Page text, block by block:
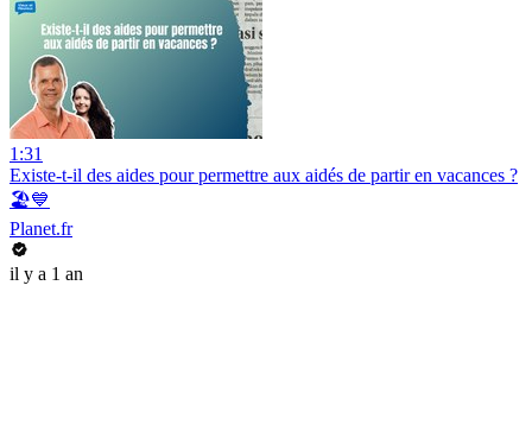
1:31
Existe-t-il des aides pour permettre aux aidés de partir en vacances ?
🏖️💙
Planet.fr
il y a 1 an